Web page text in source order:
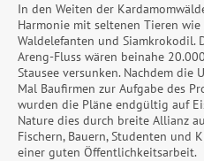
In den Weiten der
Harmonie mit seltenen Tieren wie
Waldelefanten und Siamkrokodil.
Areng-Fluss wären beinahe
Stausee versunken. Nachdem die
Mal Baufirmen zur Aufgabe des
wurden die Pläne endgültig auf
Nature dies durch breite Allianz
Fischern, Bauern, Studenten und
einer guten Öffentlichkeitsarbeit.